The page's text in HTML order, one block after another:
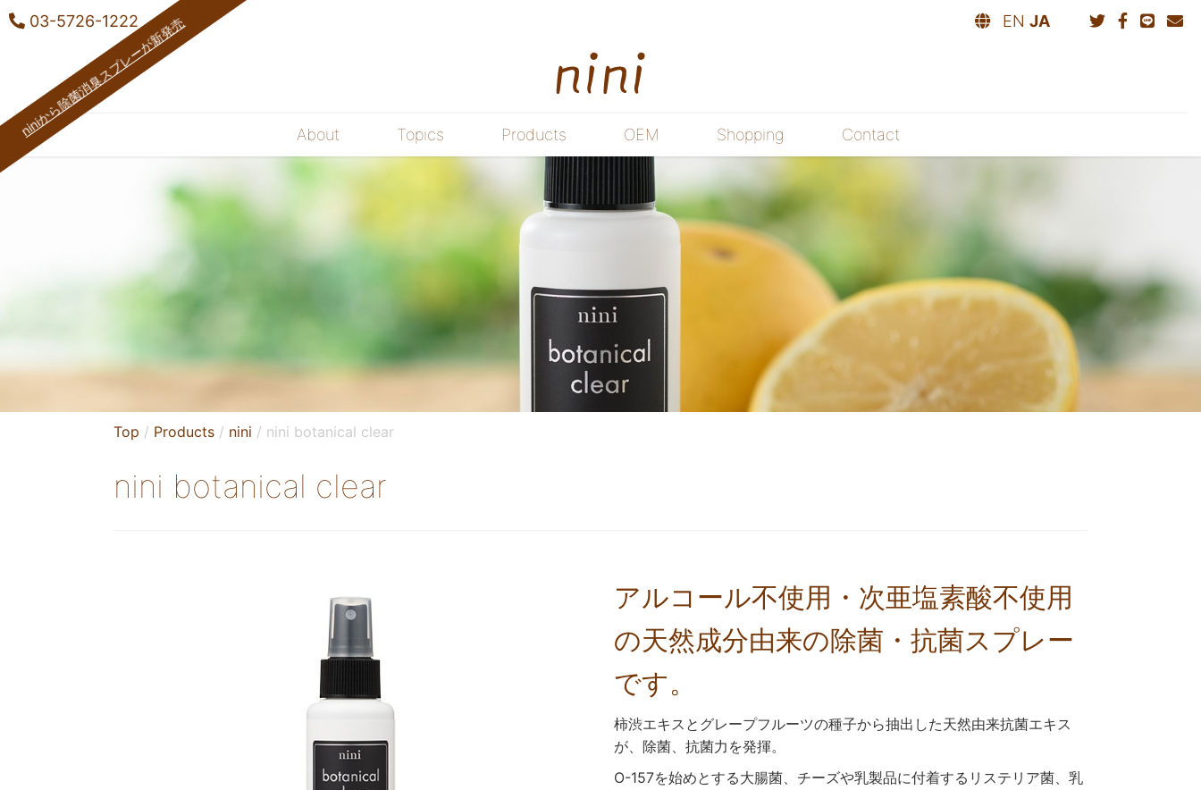
03-5726-1222 EN JA
About Topics Products OEM Shopping Contact
Top Products nini nini botanical clear
nini botanical clear
アルコール不使用・次亜塩素酸不使用
の天然成分由来の除菌・抗菌スプレー
です。
柿渋エキスとグレープフルーツの種子から抽出した天然由来抗菌エキス
が、除菌、抗菌力を発揮。
O-157を始めとする大腸菌、チーズや乳製品に付着するリステリア菌、乳
niniから除菌消臭スプレーが新発売